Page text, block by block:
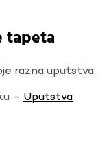
tapeta
razna uputstva.
– Uputstva